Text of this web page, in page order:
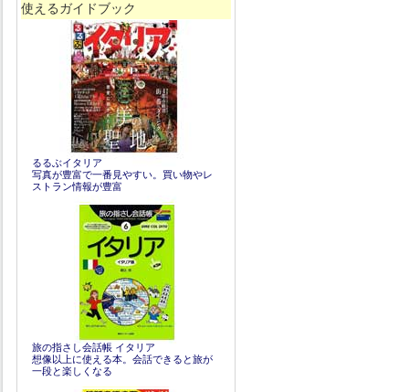
使えるガイドブック
るるぶイタリア
写真が豊富で一番見やすい。買い物やレ
ストラン情報が豊富
旅の指さし会話帳 イタリア
想像以上に使える本。会話できると旅が
一段と楽しくなる